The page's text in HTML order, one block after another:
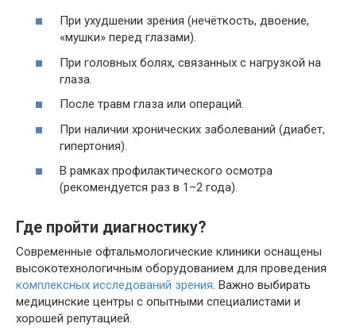
При ухудшении зрения (нечёткость, двоение,
«мушки» перед глазами).
При головных болях, связанных с нагрузкой на
глаза.
После травм глаза или операций.
При наличии хронических заболеваний (диабет,
гипертония).
В рамках профилактического осмотра
(рекомендуется раз в 1–2 года).
Где пройти диагностику?
Современные офтальмологические клиники оснащены
высокотехнологичным оборудованием для проведения
комплексных исследований зрения. Важно выбирать
медицинские центры с опытными специалистами и
хорошей репутацией.